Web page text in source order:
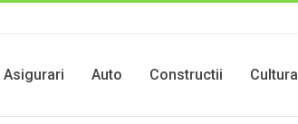
Asigurari Auto Constructii Cultura